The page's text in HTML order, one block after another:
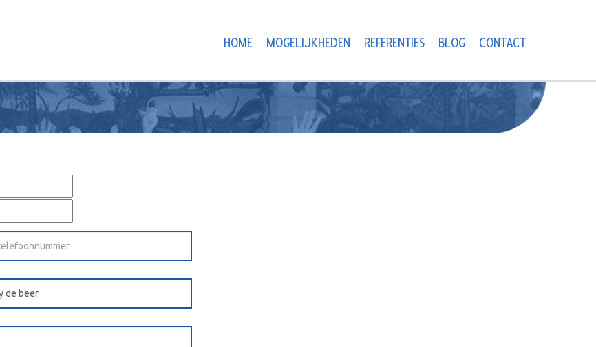
HOME MOGELIJKHEDEN REFERENTIES BLOG CONTACT